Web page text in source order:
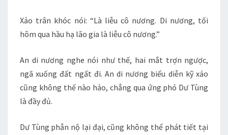
Xảo trân khóc nói: “Là liễu cô nương. Di nương, tối
hôm qua hầu hạ lão gia là liễu cô nương.”
An di nương nghe nói như thế, hai mắt trợn ngược,
ngã xuống đất ngất đi. An di nương biểu diễn kỹ xảo
cũng không thế nào hảo, chẳng qua ứng phó Dư Tùng
là đầy đủ.
Dư Tùng phẫn nộ lại đại, cũng không thể phát tiết tại